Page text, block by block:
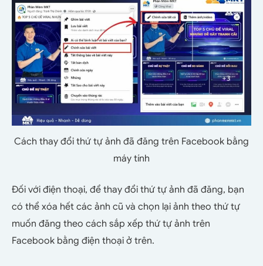
Cách thay đổi thứ tự ảnh đã đăng trên Facebook bằng
máy tính
Đối với điện thoại, để thay đổi thứ tự ảnh đã đăng, bạn
có thể xóa hết các ảnh cũ và chọn lại ảnh theo thứ tự
muốn đăng theo cách sắp xếp thứ tự ảnh trên
Facebook bằng điện thoại ở trên.